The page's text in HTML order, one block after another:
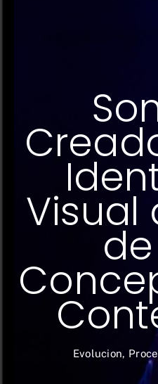
Visual
Evolucion,